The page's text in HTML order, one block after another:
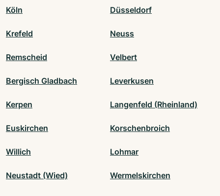
Köln Düsseldorf
Krefeld Neuss
Remscheid Velbert
Bergisch Gladbach Leverkusen
Kerpen Langenfeld (Rheinland)
Euskirchen Korschenbroich
Willich Lohmar
Neustadt (Wied) Wermelskirchen